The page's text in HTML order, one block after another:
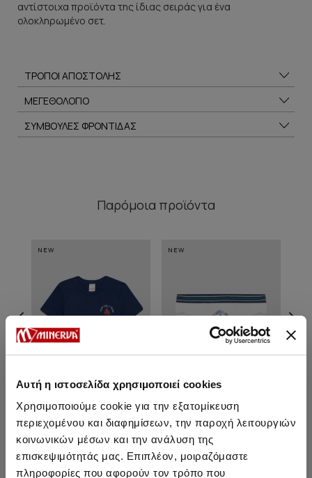
Αυτή η ιστοσελίδα χρησιμοποιεί cookies
Χρησιμοποιούμε cookie για την εξατομίκευση
περιεχομένου και διαφημίσεων, την παροχή λειτουργιών
κοινωνικών μέσων και την ανάλυση της
επισκεψιμότητάς μας. Επιπλέον, μοιραζόμαστε
πληροφορίες που αφορούν τον τρόπο που
αντίστοιχα προϊόντα της ίδιας σειράς για ένα
ολοκληρωμένο σετ.
ΤΡΟΠΟΙ ΑΠΟΣΤΟΛΗΣ
ΜΕΓΕΘΟΛΟΓΙΟ
ΣΥΜΒΟΥΛΕΣ ΦΡΟΝΤΙΔΑΣ
Παρόμοια προϊόντα
NEW
Boxing Κοντομάνικο
Παιδικό Φανελάκι
7,35 €
NEW
Boxing Παιδικό / Εφηβικό
Σλιπ
Από 6,60 € έως 7,00 €